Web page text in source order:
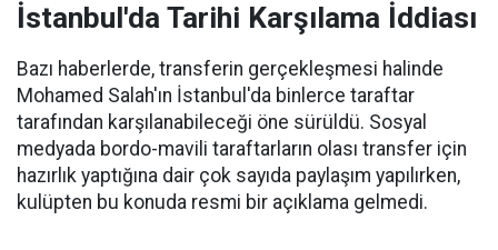
İstanbul'da Tarihi Karşılama İddiası
Bazı haberlerde, transferin gerçekleşmesi halinde
Mohamed Salah'ın İstanbul'da binlerce taraftar
tarafından karşılanabileceği öne sürüldü. Sosyal
medyada bordo-mavili taraftarların olası transfer için
hazırlık yaptığına dair çok sayıda paylaşım yapılırken,
kulüpten bu konuda resmi bir açıklama gelmedi.